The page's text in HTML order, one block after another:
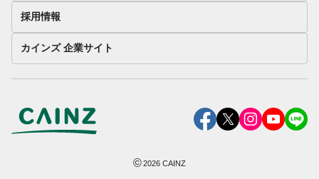
採用情報
カインズ 企業サイト
©2026 CAINZ